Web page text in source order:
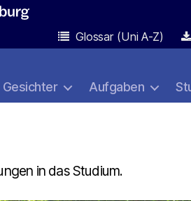
Glossar (Uni A-Z)
Gesichter Aufgaben
in das Studium.